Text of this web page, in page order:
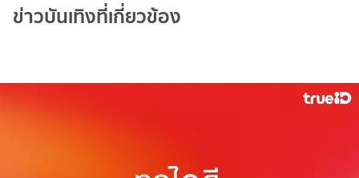
ข่าวบันเทิงที่เกี่ยวข้อง